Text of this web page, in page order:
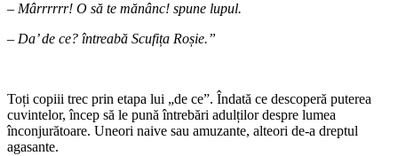
– Mârrrrrr! O să te mănânc! spune lupul.
– Da’ de ce? întreabă Scufița Roșie.”
Toți copiii trec prin etapa lui „de ce”. Îndată ce descoperă puterea
cuvintelor, încep să le pună întrebări adulților despre lumea
înconjurătoare. Uneori naive sau amuzante, alteori de-a dreptul
agasante.